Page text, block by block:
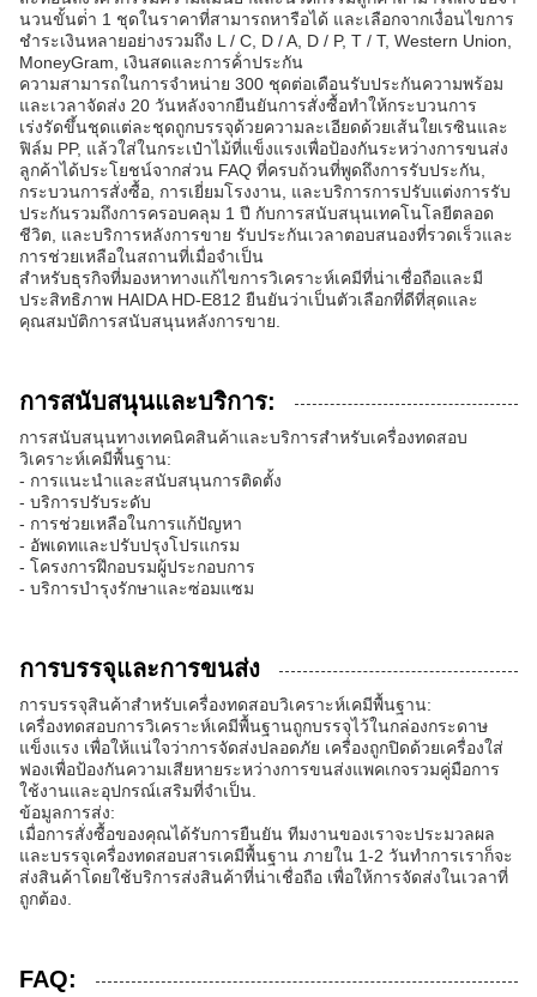
นวนขั้นต่ํา 1 ชุดในราคาที่สามารถหารือได้ และเลือกจากเงื่อนไขการ
ชําระเงินหลายอย่างรวมถึง L / C, D / A, D / P, T / T, Western Union,
MoneyGram, เงินสดและการค้ําประกัน
ความสามารถในการจําหน่าย 300 ชุดต่อเดือนรับประกันความพร้อม
และเวลาจัดส่ง 20 วันหลังจากยืนยันการสั่งซื้อทําให้กระบวนการ
เร่งรัดขึ้นชุดแต่ละชุดถูกบรรจุด้วยความละเอียดด้วยเส้นใยเรซินและ
ฟิล์ม PP, แล้วใส่ในกระเป๋าไม้ที่แข็งแรงเพื่อป้องกันระหว่างการขนส่ง
ลูกค้าได้ประโยชน์จากส่วน FAQ ที่ครบถ้วนที่พูดถึงการรับประกัน,
กระบวนการสั่งซื้อ, การเยี่ยมโรงงาน, และบริการการปรับแต่งการรับ
ประกันรวมถึงการครอบคลุม 1 ปี กับการสนับสนุนเทคโนโลยีตลอด
ชีวิต, และบริการหลังการขาย รับประกันเวลาตอบสนองที่รวดเร็วและ
การช่วยเหลือในสถานที่เมื่อจําเป็น
สําหรับธุรกิจที่มองหาทางแก้ไขการวิเคราะห์เคมีที่น่าเชื่อถือและมี
ประสิทธิภาพ HAIDA HD-E812 ยืนยันว่าเป็นตัวเลือกที่ดีที่สุดและ
คุณสมบัติการสนับสนุนหลังการขาย.
การสนับสนุนและบริการ:
การสนับสนุนทางเทคนิคสินค้าและบริการสําหรับเครื่องทดสอบ
วิเคราะห์เคมีพื้นฐาน:
- การแนะนําและสนับสนุนการติดตั้ง
- บริการปรับระดับ
- การช่วยเหลือในการแก้ปัญหา
- อัพเดทและปรับปรุงโปรแกรม
- โครงการฝึกอบรมผู้ประกอบการ
- บริการบํารุงรักษาและซ่อมแซม
การบรรจุและการขนส่ง
การบรรจุสินค้าสําหรับเครื่องทดสอบวิเคราะห์เคมีพื้นฐาน:
เครื่องทดสอบการวิเคราะห์เคมีพื้นฐานถูกบรรจุไว้ในกล่องกระดาษ
แข็งแรง เพื่อให้แน่ใจว่าการจัดส่งปลอดภัย เครื่องถูกปิดด้วยเครื่องใส่
ฟองเพื่อป้องกันความเสียหายระหว่างการขนส่งแพคเกจรวมคู่มือการ
ใช้งานและอุปกรณ์เสริมที่จําเป็น.
ข้อมูลการส่ง:
เมื่อการสั่งซื้อของคุณได้รับการยืนยัน ทีมงานของเราจะประมวลผล
และบรรจุเครื่องทดสอบสารเคมีพื้นฐาน ภายใน 1-2 วันทําการเราก็จะ
ส่งสินค้าโดยใช้บริการส่งสินค้าที่น่าเชื่อถือ เพื่อให้การจัดส่งในเวลาที่
ถูกต้อง.
FAQ: